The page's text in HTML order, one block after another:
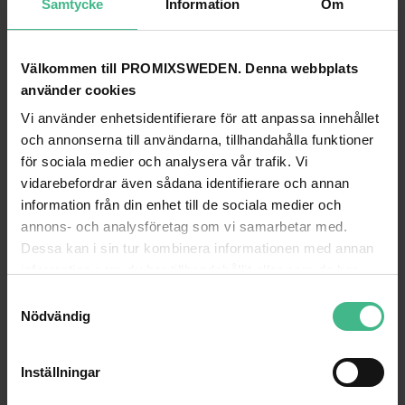
Samtycke Information Om
Välkommen till PROMIXSWEDEN. Denna webbplats
använder cookies
Vi använder enhetsidentifierare för att anpassa innehållet
och annonserna till användarna, tillhandahålla funktioner
för sociala medier och analysera vår trafik. Vi
vidarebefordrar även sådana identifierare och annan
information från din enhet till de sociala medier och
annons- och analysföretag som vi samarbetar med.
Dessa kan i sin tur kombinera informationen med annan
Nödvändig
Inställningar
Uteffekt: RMS
70W
Diameter diskanthögtalare
1"
Diameter woofer
8"
Impedans
8 Ohm
Frekvenssvar
40 Hz - 20 000 Hz
SPL @ 1W/1m
90dB
Strömförsörjning
100-240VAC 50/60Hz (19V-adapter)
Monteringsdiameter
245 mm
Vikt